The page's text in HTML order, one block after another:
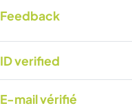
Feedback
ID verified
E-mail vérifié